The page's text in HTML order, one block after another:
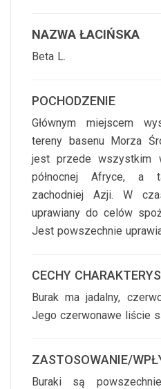
NAZWA ŁACIŃSKA
Beta L.
POCHODZENIE
Głównym miejscem
tereny basenu Morza
jest przede wszystkim
północnej Afryce, a
zachodniej Azji. W
uprawiany do celów
Jest powszechnie
CECHY
Burak ma jadalny,
Jego czerwonawe liście
ZASTOSOWANIE/
Buraki są